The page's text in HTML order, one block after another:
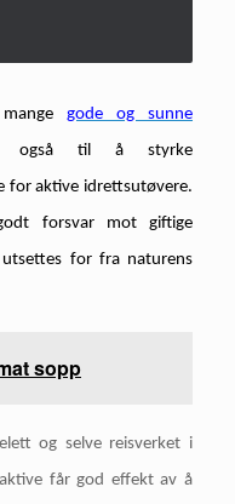
mangegode og sunne
også til å styrke
for aktive idrettsutøvere.
forsvar mot giftige
for fra naturens
sopp
og selve reisverket i
får god effekt av å